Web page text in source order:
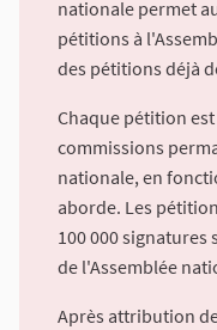
nationale permet
pétitions à
des pétitions déjà
Chaque pétition
commissions
nationale, en
aborde. Les
100 000 signatures
de l'Assemblée
Après attribution